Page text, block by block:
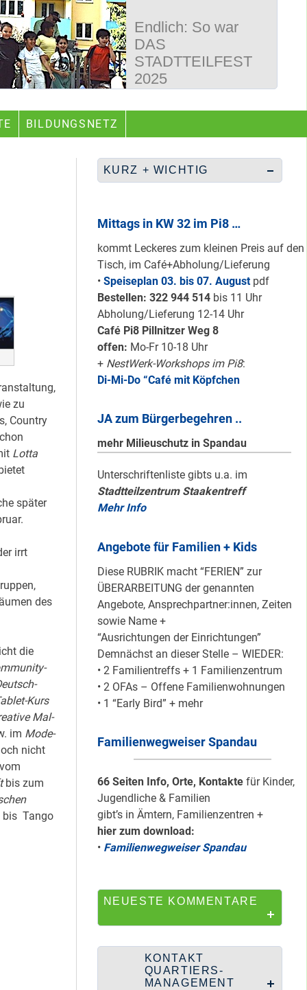
BILDUNGSNETZ
zu
Country
Lotta
später
irrt
des
die
Kurs
Mal-
im Mode-
nicht
bis zum
bis Tango
KURZ + WICHTIG
Mittags in KW 32 im Pi8 …
kommt Leckeres zum kleinen Preis auf den
Tisch, im Café+Abholung/Lieferung
• Speiseplan 03. bis 07. August pdf
Bestellen: 322 944 514bis 11 Uhr
Abholung/Lieferung 12-14 Uhr
Café Pi8 Pillnitzer Weg 8
offen: Mo-Fr 10-18 Uhr
+ NestWerk-Workshops im Pi8:
Di-Mi-Do “Café mit Köpfchen
JA zum Bürgerbegehren ..
mehr Milieuschutz in Spandau
Unterschriftenliste gibts u.a. im
Stadtteilzentrum Staakentreff
Mehr Info
Angebote für Familien + Kids
Diese RUBRIK macht “FERIEN” zur
ÜBERARBEITUNG der genannten
Angebote, Ansprechpartner:innen, Zeiten
sowie Name +
“Ausrichtungen der Einrichtungen”
Demnächst an dieser Stelle – WIEDER:
• 2 Familientreffs + 1 Familienzentrum
• 2 OFAs – Offene Familienwohnungen
• 1 “Early Bird” + mehr
Familienwegweiser Spandau
66 Seiten Info, Orte, Kontakte für Kinder,
Jugendliche & Familien
gibt’s in Ämtern, Familienzentren +
hier zum download:
• Familienwegweiser Spandau
NEUESTE KOMMENTARE
KONTAKT
QUARTIERS-
MANAGEMENT
Endlich: So war
DAS
STADTTEILFEST
2025
Wegbereiter &
geht & sich
ABSCHAFFEN!
Nur grüne & gelbe
Karten für den
neuen Quartiersrat
2023-25 …
Ein echtes “PLUS”
Nord …
Staaken: Immer
schön sauber
halten!
Neuer Look für’s
#Nachbarschaftmachen
Mit dem
“Redemobil” im
Kiez unterwegs …
Lokale Register-
Anlaufstelle in
Staaken
Silber für
Bildungsnetz
HipHop-Video: Das
ist Mein Viertel!